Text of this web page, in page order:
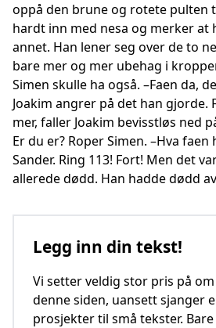
oppå den brune og rotete pulten
hardt inn med nesa og merker
annet. Han lener seg over de to
bare mer og mer ubehag i
Simen skulle ha også. –Faen da,
Joakim angrer på det han gjorde.
mer, faller Joakim bevisstløs ned
Er du er? Roper Simen. –Hva
Sander. Ring 113! Fort! Men det
allerede dødd. Han hadde dødd
Legg inn din tekst!
Vi setter veldig stor pris på
denne siden, uansett sjanger
prosjekter til små tekster.